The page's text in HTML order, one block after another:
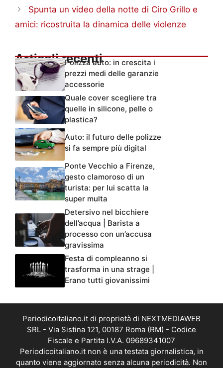
Spunta un video della notte di Ciro Grillo e
amici: ricostruita la dinamica delle violenze
Articoli recentiPolizza auto: in crescita i
prezzi medi delle garanzie
accessorie
Quale cover scegliere tra
quelle in silicone, pelle o
plastica?
Auto: il futuro delle polizze
si fa sempre più digital
Ponte Vecchio a Firenze,
gesto clamoroso di un
turista: per lui scatta la
super multa
Detersivo nel bicchiere
dell’acqua | Barista a
processo con un’accusa
gravissima
Festa di compleanno si
trasforma in una strage |
Erano tutti giovanissimi
Periodicoitaliano.it di proprietà di NEXTMEDIAWEB
SRL - Via Sistina 121, 00187 Roma (RM) - Codice
Fiscale e Partita I.V.A. 09689341007
Periodicoitaliano.it non è una testata giornalistica, in
quanto viene aggiornato senza alcuna periodicità. Non